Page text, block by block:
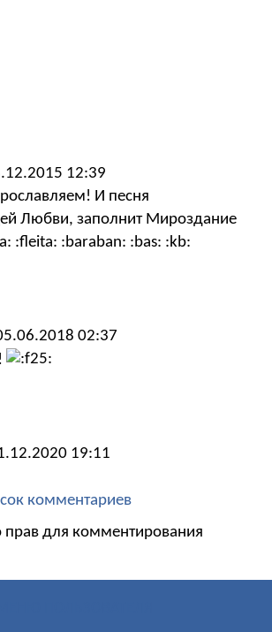
12:39
И песня
Любви, заполнит Мироздание
:fleita: :baraban: :bas: :kb:
02:37
19:11
комментариев
прав для комментирования